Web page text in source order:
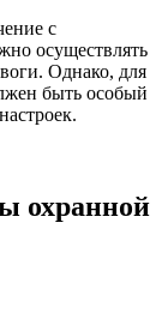
с
осуществлять
Однако, для
быть особый
охранной